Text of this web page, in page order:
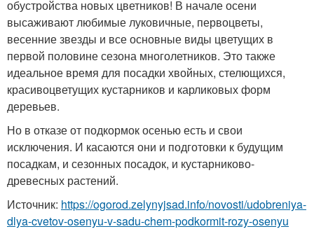
обустройства новых цветников! В начале осени
высаживают любимые луковичные, первоцветы,
весенние звезды и все основные виды цветущих в
первой половине сезона многолетников. Это также
идеальное время для посадки хвойных, стелющихся,
красивоцветущих кустарников и карликовых форм
деревьев.
Но в отказе от подкормок осенью есть и свои
исключения. И касаются они и подготовки к будущим
посадкам, и сезонных посадок, и кустарниково-
древесных растений.
Источник: https://ogorod.zelynyjsad.info/novosti/udobreniya-
dlya-cvetov-osenyu-v-sadu-chem-podkormit-rozy-osenyu